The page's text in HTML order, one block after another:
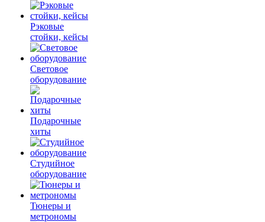
Рэковые
стойки, кейсы
Световое
оборудование
Подарочные
хиты
Студийное
оборудование
Тюнеры и
метрономы